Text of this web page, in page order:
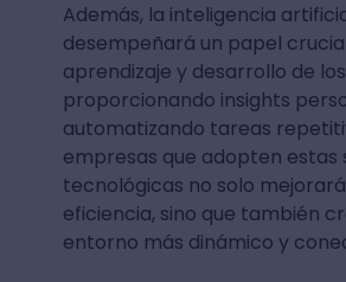
Además, la inteligencia
desempeñará un papel
aprendizaje y desarrollo de
proporcionando insights
automatizando tareas
empresas que adopten estas
tecnológicas no solo
eficiencia, sino que también
entorno más dinámico y